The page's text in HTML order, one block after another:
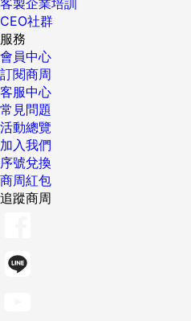
CEO社群
服務
會員中心
訂閱商周
客服中心
常見問題
活動總覽
加入我們
序號兌換
商周紅包
追蹤商周